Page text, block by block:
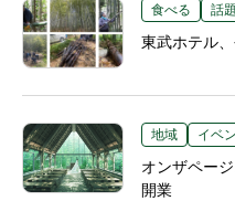
食べる 話題
東武ホテル
地域 イベ
オンザペー
開業